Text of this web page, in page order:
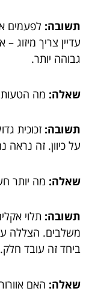
תשובה: לפעמים
עדיין צריך מיזוג
גבוהה יותר.
שאלה: מה הטעות
תשובה: זכוכית
על כיוון. זה
שאלה: מה יותר
תשובה: תלוי
משלבים. הצללה
ביחד זה עובד חלק.
שאלה: האם